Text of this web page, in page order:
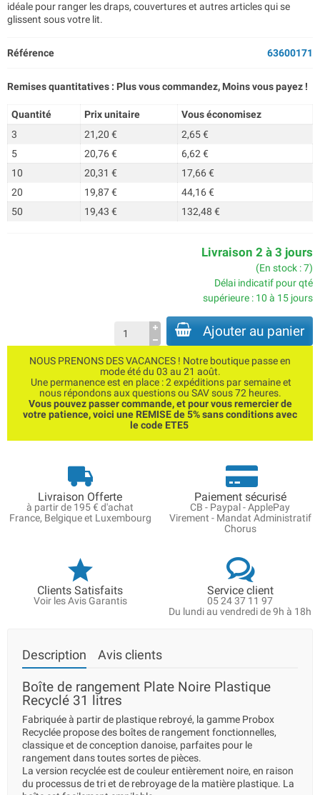
idéale pour ranger les draps, couvertures et autres articles qui se
glissent sous votre lit.
Référence 63600171
Remises quantitatives : Plus vous commandez, Moins vous payez !
Quantité Prix unitaire
Vous économisez
3
21,20 €
2,65 €
5
20,76 €
6,62 €
10
20,31 €
17,66 €
20
19,87 €
44,16 €
50
19,43 € 132,48 €
Livraison 2 à 3 jours
(En stock : 7)
Délai indicatif pour qté
supérieure : 10 à 15 jours
Ajouter au panier
NOUS PRENONS DES VACANCES ! Notre boutique passe en
mode été du 03 au 21 août.
Une permanence est en place : 2 expéditions par semaine et
nous répondons aux questions ou SAV sous 72 heures.
Vous pouvez passer commande, et pour vous remercier de
votre patience, voici une REMISE de 5% sans conditions avec
le code ETE5
Livraison Offerte
à partir de 195 € d'achat
France, Belgique et Luxembourg
Paiement sécurisé
CB - Paypal - ApplePay
Virement - Mandat Administratif
Chorus
Clients Satisfaits
Voir les Avis Garantis
Service client
05 24 37 11 97
Du lundi au vendredi de 9h à 18h
Description Avis clients
Boîte de rangement Plate Noire Plastique
Recyclé 31 litres
Fabriquée à partir de plastique rebroyé, la gamme Probox
Recyclée propose des boîtes de rangement fonctionnelles,
classique et de conception danoise, parfaites pour le
rangement dans toutes sortes de pièces.
La version recyclée est de couleur entièrement noire, en raison
du processus de tri et de rebroyage de la matière plastique. La